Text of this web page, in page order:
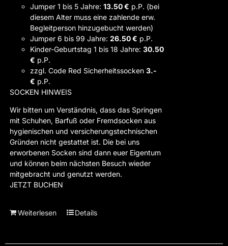
Jumper 1 bis 5 Jahre: 13.50 € p.P. (bei
diesem Alter muss eine zahlende erw.
Begleitperson hinzugebucht werden)
Jumper 6 bis 99 Jahre: 26.50 € p.P.
Kinder-Geburtstag 1 bis 18 Jahre: 30.50
€ p.P.
zzgl. Code Red Sicherheitssocken 3.-
€ p.P.
SOCKEN HINWEIS
Wir bitten um Verständnis, dass das Springen
mit Schuhen, Barfuß oder Fremdsocken aus
hygienischen und versicherungstechnischen
Gründen nicht gestattet ist. Die bei uns
erworbenen Socken sind dann euer Eigentum
und können beim nächsten Besuch wieder
mitgebracht und genutzt werden.
JETZT BUCHEN
Weiterlesen Details